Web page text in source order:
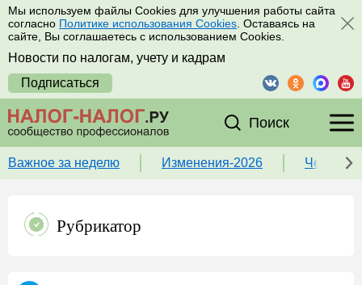
Мы используем файлы Cookies для улучшения работы сайта
согласно Политике использования Cookies . Оставаясь на
сайте, Вы соглашаетесь с использованием Cookies.
Новости по налогам, учету и кадрам
Подписаться
Поиск
Важное за неделю Изменения-2026 Чек-
Рубрикатор